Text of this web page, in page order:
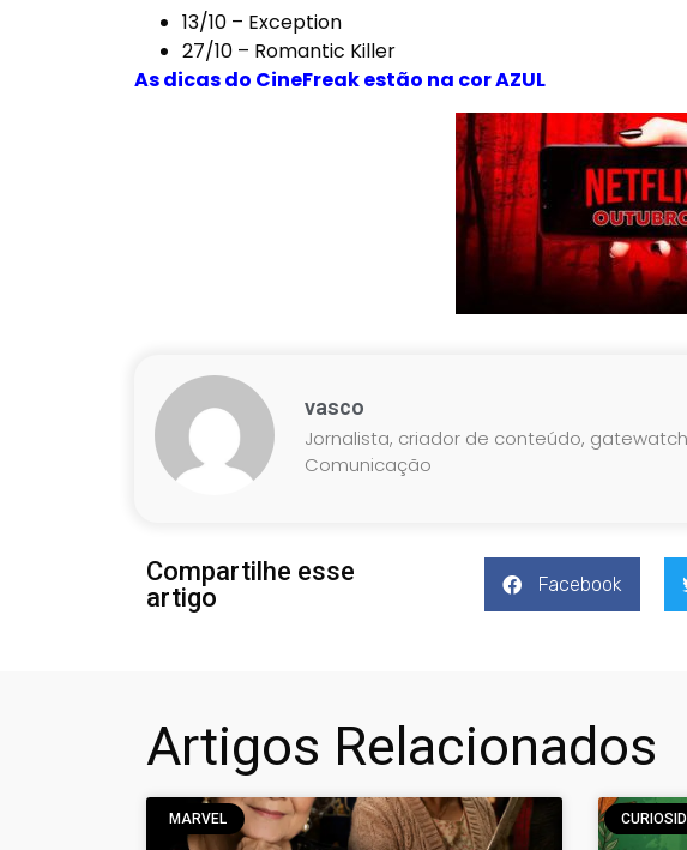
13/10 – Exception
27/10 – Romantic Killer
As dicas do­ CineFreak estão na cor AZUL
vasco
Jornalista, criador de conteúdo,
Comunicação
Compartilhe esse
artigo
Facebook
Artigos Relacionados
MARVEL